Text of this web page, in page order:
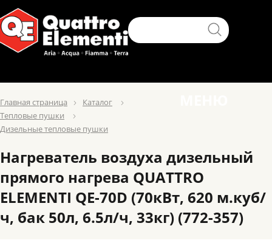
Главная страница
Каталог
Тепловые пушки
Дизельные тепловые пушки
Нагреватель воздуха дизельный
прямого нагрева QUATTRO
ELEMENTI QE-70D (70кВт, 620 м.куб/
ч, бак 50л, 6.5л/ч, 33кг) (772-357)